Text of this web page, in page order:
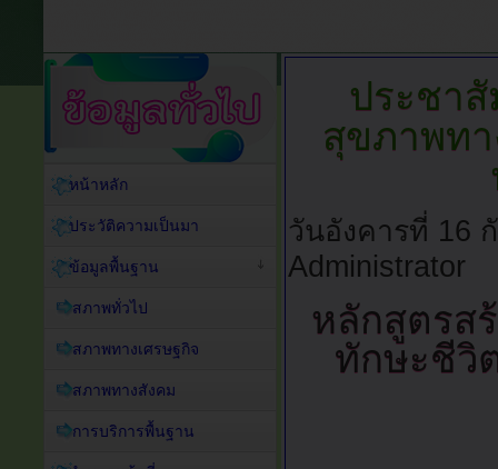
ประชา
สุขภาพท
วันอังคารที่ 16
Administrator
หลักสูตรส
ทักษะชีวิ
หน้าหลัก
ประวัติความเป็นมา
ข้อมูลพื้นฐาน
สภาพทั่วไป
สภาพทางเศรษฐกิจ
สภาพทางสังคม
การบริการพื้นฐาน